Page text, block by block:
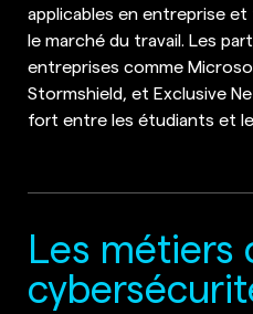
applicables en entreprise
le marché du travail. Les
entreprises comme
Stormshield, et Exclusive
fort entre les étudiants et
Les métiers